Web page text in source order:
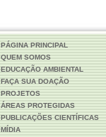
PÁGINA PRINCIPAL
QUEM SOMOS
EDUCAÇÃO AMBIENTAL
FAÇA SUA DOAÇÃO
PROJETOS
ÁREAS PROTEGIDAS
PUBLICAÇÕES CIENTÍFICAS
MÍDIA